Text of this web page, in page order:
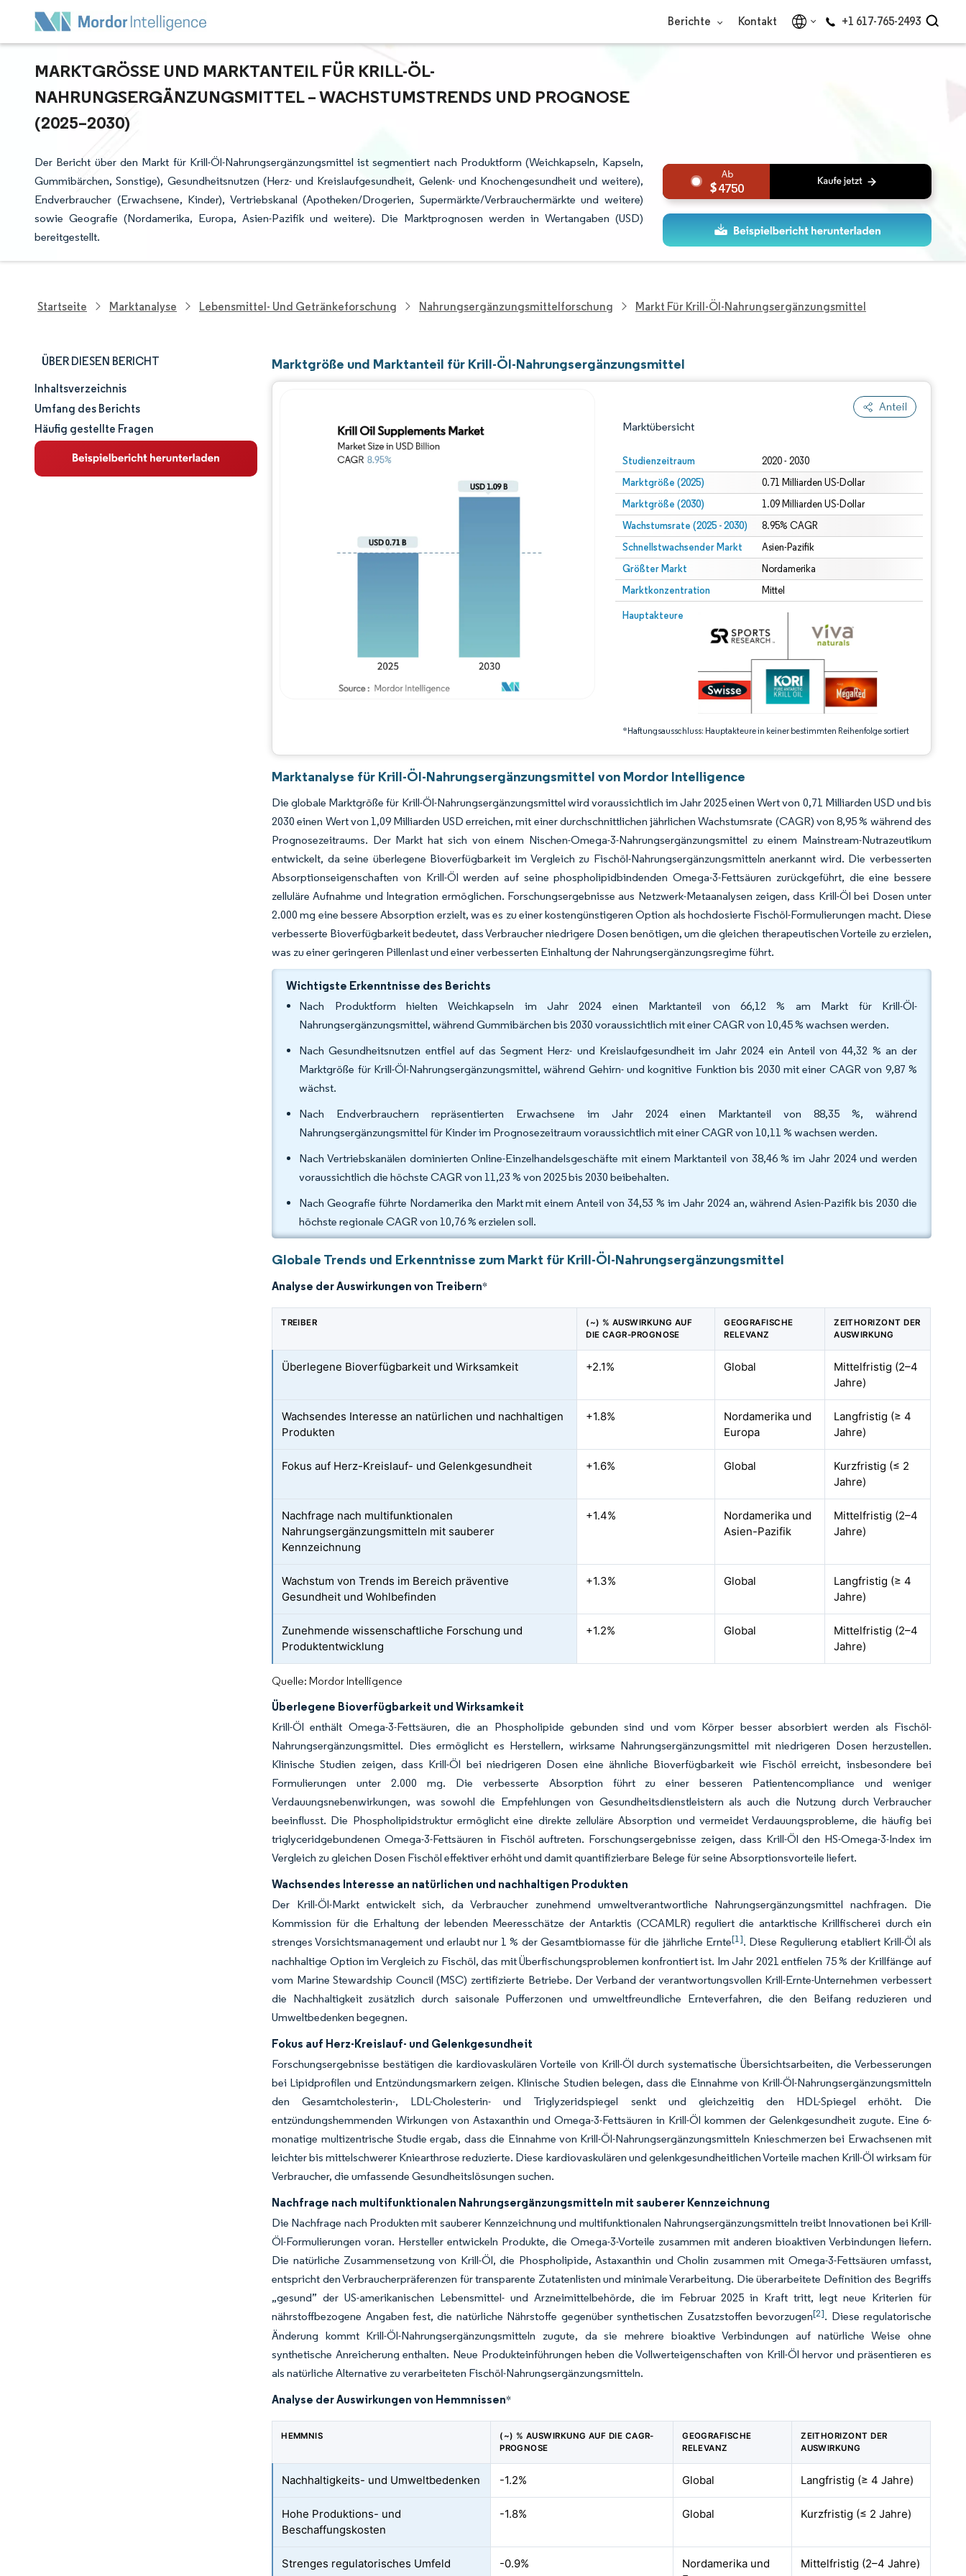
Berichte Kontakt +1 617-765-2493
MARKTGRÖSSE UND MARKTANTEIL FÜR KRILL-ÖL-N
AHRUNGSERGÄNZUNGSMITTEL – WACHSTUMSTRENDS UND PROGNOSE (
2025–2030)
Der Bericht über den Markt für Krill-Öl-Nahrungsergänzungsmittel ist segmentiert nach Produktform (Weichkapseln, Kapseln,
Gummibärchen, Sonstige), Gesundheitsnutzen (Herz- und Kreislaufgesundheit, Gelenk- und Knochengesundheit und weitere),
Endverbraucher (Erwachsene, Kinder), Vertriebskanal (Apotheken/Drogerien, Supermärkte/Verbrauchermärkte und weitere)
sowie Geografie (Nordamerika, Europa, Asien-Pazifik und weitere). Die Marktprognosen werden in Wertangaben (USD)
bereitgestellt.
4750
Startseite Marktanalyse Lebensmittel- Und Getränkeforschung Nahrungsergänzungsmittelforschung Markt Für Krill-Öl-Nahrungsergänzungsmittel
ÜBER DIESEN BERICHT
Marktgröße und -anteil
Marktanalyse
Trends und Einblicke
Inhaltsverzeichnis
Umfang des Berichts
Häufig gestellte Fragen
Marktgröße und Marktanteil für Krill-Öl-Nahrungsergänzungsmittel
Anteil
Marktübersicht
Studienzeitraum 2020 - 2030
Marktgröße (2025) 0.71 Milliarden US-Dollar
Marktgröße (2030) 1.09 Milliarden US-Dollar
Wachstumsrate (2025 - 2030) 8.95% CAGR
Schnellstwachsender Markt Asien-Pazifik
Größter Markt Nordamerika
Marktkonzentration Mittel
Hauptakteure
*Haftungsausschluss: Hauptakteure in keiner bestimmten Reihenfolge sortiert
Bild © Mordor Intelligence. Wiederverwendung erfordert Namensnennung gemäß CC BY 4.0.
Bild © Mordor Intelligence. Wiederverwendung erfordert Namensnennung gemäß CC BY 4.0.
Marktanalyse für Krill-Öl-Nahrungsergänzungsmittel von Mordor Intelligence
Die globale Marktgröße für Krill-Öl-Nahrungsergänzungsmittel wird voraussichtlich im Jahr 2025 einen Wert von 0,71 Milliarden USD und bis
2030 einen Wert von 1,09 Milliarden USD erreichen, mit einer durchschnittlichen jährlichen Wachstumsrate (CAGR) von 8,95 % während des
Prognosezeitraums. Der Markt hat sich von einem Nischen-Omega-3-Nahrungsergänzungsmittel zu einem Mainstream-Nutrazeutikum
entwickelt, da seine überlegene Bioverfügbarkeit im Vergleich zu Fischöl-Nahrungsergänzungsmitteln anerkannt wird. Die verbesserten
Absorptionseigenschaften von Krill-Öl werden auf seine phospholipidbindenden Omega-3-Fettsäuren zurückgeführt, die eine bessere
zelluläre Aufnahme und Integration ermöglichen. Forschungsergebnisse aus Netzwerk-Metaanalysen zeigen, dass Krill-Öl bei Dosen unter
2.000 mg eine bessere Absorption erzielt, was es zu einer kostengünstigeren Option als hochdosierte Fischöl-Formulierungen macht. Diese
verbesserte Bioverfügbarkeit bedeutet, dass Verbraucher niedrigere Dosen benötigen, um die gleichen therapeutischen Vorteile zu erzielen,
was zu einer geringeren Pillenlast und einer verbesserten Einhaltung der Nahrungsergänzungsregime führt.
Wichtigste Erkenntnisse des Berichts
Nach Produktform hielten Weichkapseln im Jahr 2024 einen Marktanteil von 66,12 % am Markt für Krill-Öl-
Nahrungsergänzungsmittel, während Gummibärchen bis 2030 voraussichtlich mit einer CAGR von 10,45 % wachsen werden.
Nach Gesundheitsnutzen entfiel auf das Segment Herz- und Kreislaufgesundheit im Jahr 2024 ein Anteil von 44,32 % an der
Marktgröße für Krill-Öl-Nahrungsergänzungsmittel, während Gehirn- und kognitive Funktion bis 2030 mit einer CAGR von 9,87 %
wächst.
Nach Endverbrauchern repräsentierten Erwachsene im Jahr 2024 einen Marktanteil von 88,35 %, während
Nahrungsergänzungsmittel für Kinder im Prognosezeitraum voraussichtlich mit einer CAGR von 10,11 % wachsen werden.
Nach Vertriebskanälen dominierten Online-Einzelhandelsgeschäfte mit einem Marktanteil von 38,46 % im Jahr 2024 und werden
voraussichtlich die höchste CAGR von 11,23 % von 2025 bis 2030 beibehalten.
Nach Geografie führte Nordamerika den Markt mit einem Anteil von 34,53 % im Jahr 2024 an, während Asien-Pazifik bis 2030 die
höchste regionale CAGR von 10,76 % erzielen soll.
Globale Trends und Erkenntnisse zum Markt für Krill-Öl-Nahrungsergänzungsmittel
Analyse der Auswirkungen von Treibern*
TREIBER
(~) % AUSWIRKUNG AUF
DIE CAGR-PROGNOSE
GEOGRAFISCHE
RELEVANZ
ZEITHORIZONT DER
AUSWIRKUNG
Überlegene Bioverfügbarkeit und Wirksamkeit +2.1% Global
Mittelfristig (2–4
Jahre)
Wachsendes Interesse an natürlichen und nachhaltigen
Produkten
+1.8%
Nordamerika und
Europa
Langfristig (≥ 4
Jahre)
Fokus auf Herz-Kreislauf- und Gelenkgesundheit +1.6% Global
Kurzfristig (≤ 2
Jahre)
Nachfrage nach multifunktionalen
Nahrungsergänzungsmitteln mit sauberer
Kennzeichnung
+1.4%
Nordamerika und
Asien-Pazifik
Mittelfristig (2–4
Jahre)
Wachstum von Trends im Bereich präventive
Gesundheit und Wohlbefinden
+1.3% Global
Langfristig (≥ 4
Jahre)
Zunehmende wissenschaftliche Forschung und
Produktentwicklung
+1.2% Global
Mittelfristig (2–4
Jahre)
Quelle: Mordor Intelligence
Überlegene Bioverfügbarkeit und Wirksamkeit
Krill-Öl enthält Omega-3-Fettsäuren, die an Phospholipide gebunden sind und vom Körper besser absorbiert werden als Fischöl-
Nahrungsergänzungsmittel. Dies ermöglicht es Herstellern, wirksame Nahrungsergänzungsmittel mit niedrigeren Dosen herzustellen.
Klinische Studien zeigen, dass Krill-Öl bei niedrigeren Dosen eine ähnliche Bioverfügbarkeit wie Fischöl erreicht, insbesondere bei
Formulierungen unter 2.000 mg. Die verbesserte Absorption führt zu einer besseren Patientencompliance und weniger
Verdauungsnebenwirkungen, was sowohl die Empfehlungen von Gesundheitsdienstleistern als auch die Nutzung durch Verbraucher
beeinflusst. Die Phospholipidstruktur ermöglicht eine direkte zelluläre Absorption und vermeidet Verdauungsprobleme, die häufig bei
triglyceridgebundenen Omega-3-Fettsäuren in Fischöl auftreten. Forschungsergebnisse zeigen, dass Krill-Öl den HS-Omega-3-Index im
Vergleich zu gleichen Dosen Fischöl effektiver erhöht und damit quantifizierbare Belege für seine Absorptionsvorteile liefert.
Wachsendes Interesse an natürlichen und nachhaltigen Produkten
Der Krill-Öl-Markt entwickelt sich, da Verbraucher zunehmend umweltverantwortliche Nahrungsergänzungsmittel nachfragen. Die
Kommission für die Erhaltung der lebenden Meeresschätze der Antarktis (CCAMLR) reguliert die antarktische Krillfi­scherei durch ein
strenges Vorsichtsmanagement und erlaubt nur 1 % der Gesamtbiomasse für die jährliche Ernte[1]. Diese Regulierung etabliert Krill-Öl als
nachhaltige Option im Vergleich zu Fischöl, das mit Überfischungsproblemen konfrontiert ist. Im Jahr 2021 entfielen 75 % der Krillfänge auf
vom Marine Stewardship Council (MSC) zertifizierte Betriebe. Der Verband der verantwortungsvollen Krill-Ernte-Unternehmen verbessert
die Nachhaltigkeit zusätzlich durch saisonale Pufferzonen und umweltfreundliche Ernteverfahren, die den Beifang reduzieren und
Umweltbedenken begegnen.
Fokus auf Herz-Kreislauf- und Gelenkgesundheit
Forschungsergebnisse bestätigen die kardiovaskulären Vorteile von Krill-Öl durch systematische Übersichtsarbeiten, die Verbesserungen
bei Lipidprofilen und Entzündungsmarkern zeigen. Klinische Studien belegen, dass die Einnahme von Krill-Öl-Nahrungsergänzungsmitteln
den Gesamtcholesterin-, LDL-Cholesterin- und Triglyzeridspiegel senkt und gleichzeitig den HDL-Spiegel erhöht. Die
entzündungshemmenden Wirkungen von Astaxanthin und Omega-3-Fettsäuren in Krill-Öl kommen der Gelenkgesundheit zugute. Eine 6-
monatige multizentrische Studie ergab, dass die Einnahme von Krill-Öl-Nahrungsergänzungsmitteln Knieschmerzen bei Erwachsenen mit
leichter bis mittelschwerer Kniearthrose reduzierte. Diese kardiovaskulären und gelenkgesundheitlichen Vorteile machen Krill-Öl wirksam für
Verbraucher, die umfassende Gesundheitslösungen suchen.
Nachfrage nach multifunktionalen Nahrungsergänzungsmitteln mit sauberer Kennzeichnung
Die Nachfrage nach Produkten mit sauberer Kennzeichnung und multifunktionalen Nahrungsergänzungsmitteln treibt Innovationen bei Krill-
Öl-Formulierungen voran. Hersteller entwickeln Produkte, die Omega-3-Vorteile zusammen mit anderen bioaktiven Verbindungen liefern.
Die natürliche Zusammensetzung von Krill-Öl, die Phospholipide, Astaxanthin und Cholin zusammen mit Omega-3-Fettsäuren umfasst,
entspricht den Verbraucherpräferenzen für transparente Zutatenlisten und minimale Verarbeitung. Die überarbeitete Definition des Begriffs
„gesund” der US-amerikanischen Lebensmittel- und Arzneimittelbehörde, die im Februar 2025 in Kraft tritt, legt neue Kriterien für
nährstoffbezogene Angaben fest, die natürliche Nährstoffe gegenüber synthetischen Zusatzstoffen bevorzugen[2]. Diese regulatorische
Änderung kommt Krill-Öl-Nahrungsergänzungsmitteln zugute, da sie mehrere bioaktive Verbindungen auf natürliche Weise ohne
synthetische Anreicherung enthalten. Neue Produkteinführungen heben die Vollwerteigenschaften von Krill-Öl hervor und präsentieren es
als natürliche Alternative zu verarbeiteten Fischöl-Nahrungsergänzungsmitteln.
Analyse der Auswirkungen von Hemmnissen*
HEMMNIS
(~) % AUSWIRKUNG AUF DIE CAGR-
PROGNOSE
GEOGRAFISCHE
RELEVANZ
ZEITHORIZONT DER
AUSWIRKUNG
Nachhaltigkeits- und Umweltbedenken -1.2% Global Langfristig (≥ 4 Jahre)
Hohe Produktions- und
Beschaffungskosten
-1.8% Global Kurzfristig (≤ 2 Jahre)
Strenges regulatorisches Umfeld -0.9%
Nordamerika und
Mittelfristig (2–4 Jahre)